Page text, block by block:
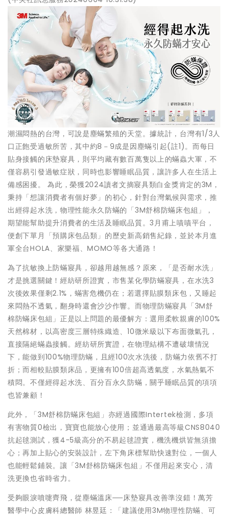
潮濕悶熱的台灣，可說是塵蟎繁殖的天堂。據統計，台灣有1/3人
口正飽受過敏所苦，其中約8－9成是因塵蟎引起(註1)。而每日
貼身接觸的床墊寢具，則平均藏有數百萬隻以上的蟎蟲大軍，不
僅容易引發過敏症狀，同時也影響睡眠品質，讓許多人在生活上
備感困擾。 為此，榮獲2024讀者文摘寢具類白金獎肯定的3M，
秉持「想讓消費者有個好夢」的初心，針對台灣氣候與需求，推
出經得起水洗，物理性能永久防蟎的「3M舒棉防蟎床包組」，
期望能幫助提升消費者的生活及睡眠品質。3月甫上嘖嘖平台，
便創下單月「預購床包品類」的歷史新高銷售紀錄，並於本月進
軍全台HOLA、家樂福、MOMO等各大通路！
為了抗敏換上防蟎寢具，卻越用越無感？原來，「是否耐水洗」
才是挑選關鍵！經紡研所證實，市售某化學防蟎寢具，在水洗3
次後效果僅剩2.1%，蟎害危機仍在；若選擇貼膜類床包，又睡起
來悶熱不透氣，翻身時還會沙沙作響。而物理防蟎寢具「3M舒
棉防蟎床包組」正是以上問題的最優解方：選用柔軟親膚的100%
天然棉材，以高密度三層特殊織造、10微米級以下布面微氣孔，
直接隔絕蟎蟲接觸。經紡研所實證，在物理結構不遭破壞情況
下，能做到100%物理防蟎，且經100次水洗後，防蟎力依舊不打
折；而相較貼膜類床品，更擁有100倍超高透氣度，水氣熱氣不
積悶。不僅經得起水洗、百分百永久防蟎，關乎睡眠品質的項項
也皆兼顧！
此外，「3M舒棉防蟎床包組」亦經過國際Intertek檢測，多項
有害物質0檢出，寶寶也能放心使用；並通過最高等級CNS8040
抗起毬測試，獲4-5級高分的不易起毬證實，機洗機烘皆無須擔
心；再加上貼心的安裝設計，左下角床標幫助快速對位，一個人
也能輕鬆鋪裝。讓「3M舒棉防蟎床包組」不僅用起來安心，清
洗更換也省時省力。
受夠眼淚噴嚏齊飛，從塵蟎溫床──床墊寢具改善準沒錯！萬芳
醫學中心皮膚科總醫師 林昱廷：「建議使用3M物理性防蟎、可